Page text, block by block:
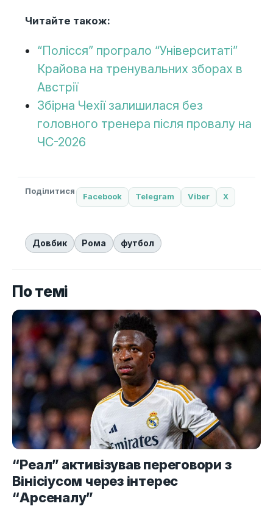
Читайте також:
“Полісся” програло “Університаті”
Крайова на тренувальних зборах в
Австрії
Збірна Чехії залишилася без
головного тренера після провалу на
ЧС-2026
Поділитися
Facebook Telegram Viber X
Довбик Рома футбол
По темі
“Реал” активізував переговори з
Вінісіусом через інтерес
“Арсеналу”